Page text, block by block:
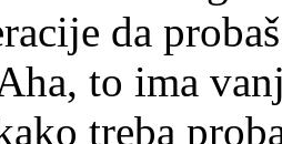
da
to ima
treba